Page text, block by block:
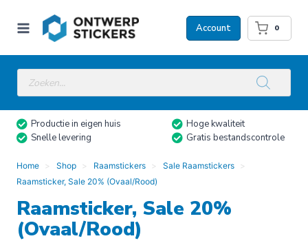
naar
Account 0
Producten
zoeken
Productie in eigen huis
Hoge kwaliteit
Snelle levering
Gratis bestandscontrole
Home Shop Raamstickers
Sale Raamstickers
Raamsticker, Sale 20% (Ovaal/Rood)
Raamsticker, Sale 20%
(Ovaal/Rood)